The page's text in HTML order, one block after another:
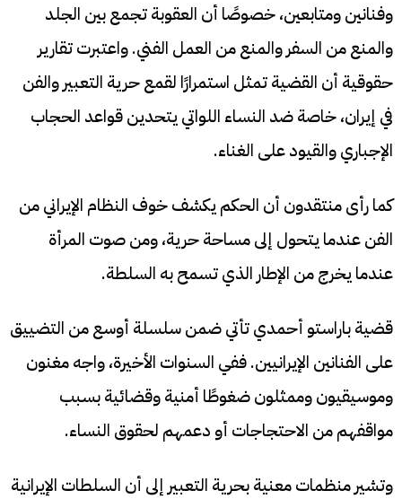
وفنانين ومتابعين، خصوصًا أن العقوبة تجمع بين الجلد
والمنع من السفر والمنع من العمل الفني. واعتبرت تقارير
حقوقية أن القضية تمثل استمرارًا لقمع حرية التعبير والفن
في إيران، خاصة ضد النساء اللواتي يتحدين قواعد الحجاب
الإجباري والقيود على الغناء.
كما رأى منتقدون أن الحكم يكشف خوف النظام الإيراني من
الفن عندما يتحول إلى مساحة حرية، ومن صوت المرأة
عندما يخرج من الإطار الذي تسمح به السلطة.
قضية باراستو أحمدي تأتي ضمن سلسلة أوسع من التضييق
على الفنانين الإيرانيين. ففي السنوات الأخيرة، واجه مغنون
وموسيقيون وممثلون ضغوطًا أمنية وقضائية بسبب
مواقفهم من الاحتجاجات أو دعمهم لحقوق النساء.
وتشير منظمات معنية بحرية التعبير إلى أن السلطات الإيرانية